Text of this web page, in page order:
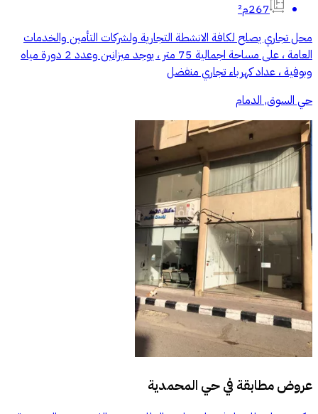
267م²
محل تجاري يصلح لكافة الانشطة التجارية ولشركات التأمين والخدمات
العامة ، على مساحة اجمالية 75 متر ، يوجد ميزانين وعدد 2 دورة مياه
وبوفية ، عداد كهرباء تجاري منفضل
حي السوق, الدمام
عروض مطابقة فيحي المحمدية